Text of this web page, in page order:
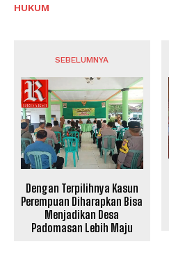
HUKUM
SEBELUMNYA
Dengan Terpilihnya Kasun
Perempuan Diharapkan Bisa
Menjadikan Desa
Padomasan Lebih Maju